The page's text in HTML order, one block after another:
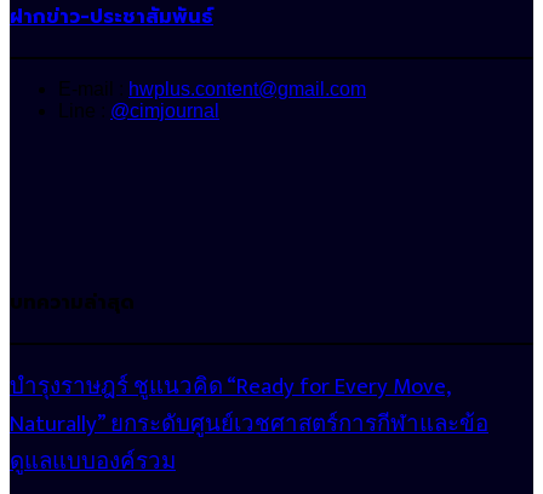
ฝากข่าว-ประชาสัมพันธ์
E-mail : hwplus.content@gmail.com
Line : @cimjournal
บทความล่าสุด
บำรุงราษฎร์ ชูแนวคิด “Ready for Every Move,
Naturally” ยกระดับศูนย์เวชศาสตร์การกีฬาและข้อ
ดูแลแบบองค์รวม